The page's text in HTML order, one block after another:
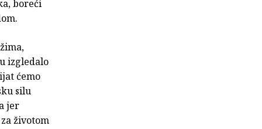
boreći
izgledalo
ćemo
silu
jer
životom